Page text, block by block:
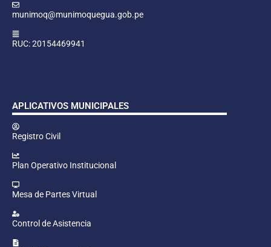
munimoq@munimoquegua.gob.pe
RUC: 20154469941
APLICATIVOS MUNICIPALES
Registro Civil
Plan Operativo Institucional
Mesa de Partes Virtual
Control de Asistencia